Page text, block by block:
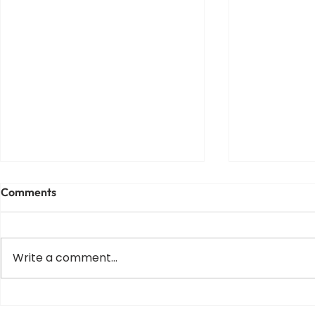
Comments
Write a comment...